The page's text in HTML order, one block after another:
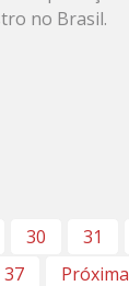
no Brasil.
30 31
37 Próxima